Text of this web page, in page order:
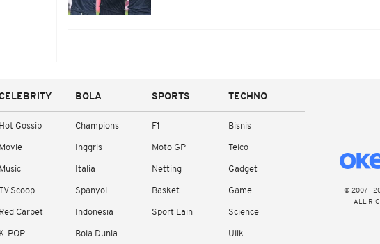
Hot Gossip
Movie
Music
Scoop
Red Carpet
K-POP
BOLA
Champions
Inggris
Italia
Spanyol
Indonesia
Bola Dunia
SPORTS
F1
Moto GP
Netting
Basket
Sport Lain
TECHNO
Bisnis
Telco
Gadget
Game
Science
Ulik
© 2007 -
ALL